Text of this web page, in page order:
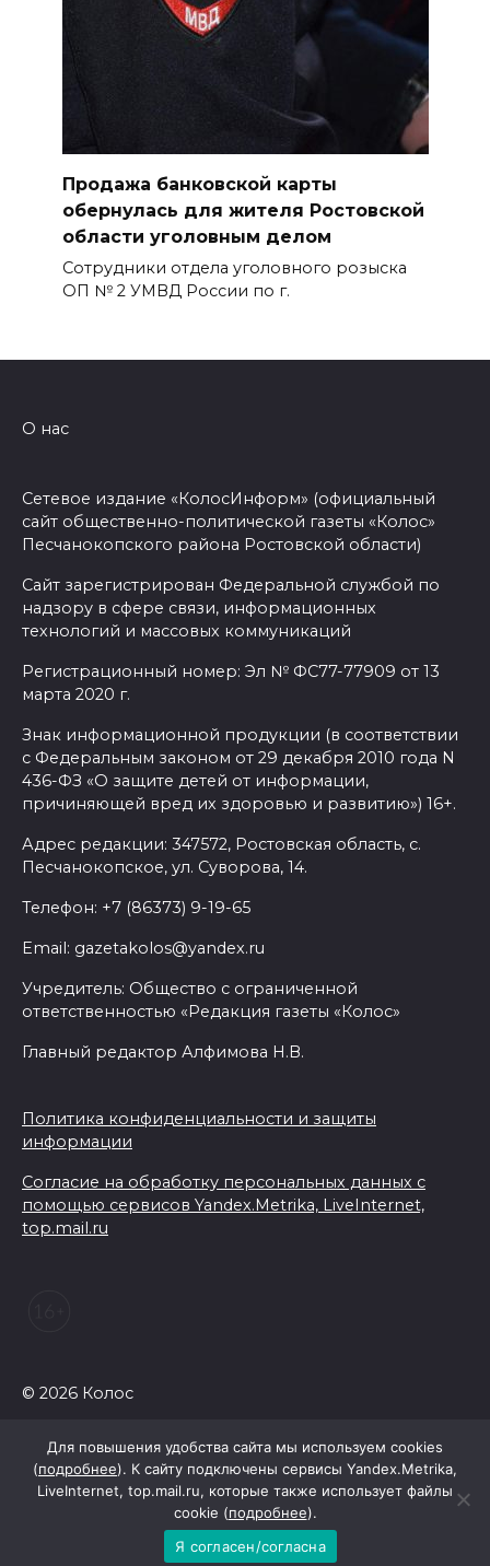
Продажа банковской карты
обернулась для жителя Ростовской
области уголовным делом
Сотрудники отдела уголовного розыска
ОП № 2 УМВД России по г.
О нас
Сетевое издание «КолосИнформ» (официальный
сайт общественно-политической газеты «Колос»
Песчанокопского района Ростовской области)
Сайт зарегистрирован Федеральной службой по
надзору в сфере связи, информационных
технологий и массовых коммуникаций
Регистрационный номер: Эл № ФС77-77909 от 13
марта 2020 г.
Знак информационной продукции (в соответствии
с Федеральным законом от 29 декабря 2010 года N
436-ФЗ «О защите детей от информации,
причиняющей вред их здоровью и развитию») 16+.
Адрес редакции: 347572, Ростовская область, с.
Песчанокопское, ул. Суворова, 14.
Телефон: +7 (86373) 9-19-65
Email: gazetakolos@yandex.ru
Учредитель: Общество с ограниченной
ответственностью «Редакция газеты «Колос»
Главный редактор Алфимова Н.В.
Политика конфиденциальности и защиты
информации
Согласие на обработку персональных данных с
помощью сервисов Yandex.Metrika, LiveInternet,
top.mail.ru
© 2026 Колос
Для повышения удобства сайта мы используем cookies
(подробнее). К сайту подключены сервисы Yandex.Metrika,
LiveInternet, top.mail.ru, которые также использует файлы
cookie (подробнее).
Я согласен/согласна